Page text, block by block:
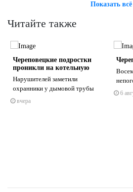
Показать всё
Читайте также
Череповецкие подростки
проникли на котельную
Нарушителей заметили
охранники у дымовой трубы
вчера
6